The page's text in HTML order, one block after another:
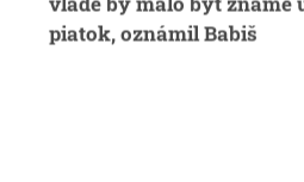
piatok, oznámil Babiš